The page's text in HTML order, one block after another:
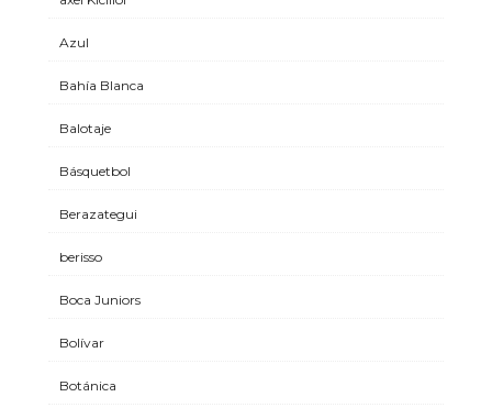
Azul
Bahía Blanca
Balotaje
Básquetbol
Berazategui
berisso
Boca Juniors
Bolívar
Botánica